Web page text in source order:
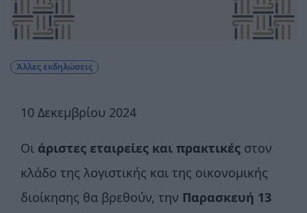
Άλλες εκδηλώσεις
10 Δεκεμβρίου 2024
Οι άριστες εταιρείες και πρακτικές στον
κλάδο της λογιστικής και της οικονομικής
διοίκησης θα βρεθούν, την Παρασκευή 13